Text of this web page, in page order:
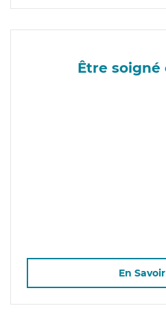
Être soigné
En